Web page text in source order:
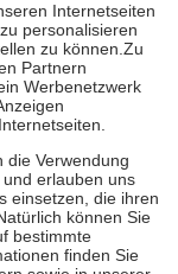
Apotheken.
die
Euro je
Gesundheit zu
zu unterstützen,
18. Lebensjahr
die von der